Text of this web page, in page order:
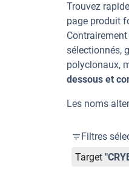
Trouvez
page produit
sélectionnés,
polyclonaux,
dessous et
Les noms
Filtres
Target